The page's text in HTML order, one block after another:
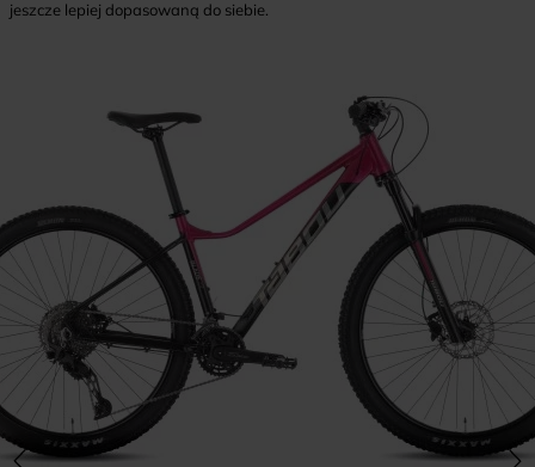
jeszcze lepiej dopasowaną do siebie.